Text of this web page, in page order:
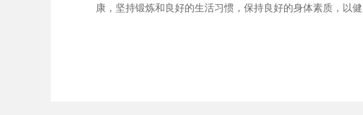
康，坚持锻炼和良好的生活习惯，保持良好的身体素质，以